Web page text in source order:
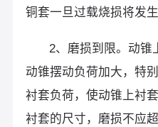
铜套一旦过载烧损将发
2、磨损到限。动锥
动锥摆动负荷加大，特
衬套负荷，使动锥上衬
衬套的尺寸，磨损不应超